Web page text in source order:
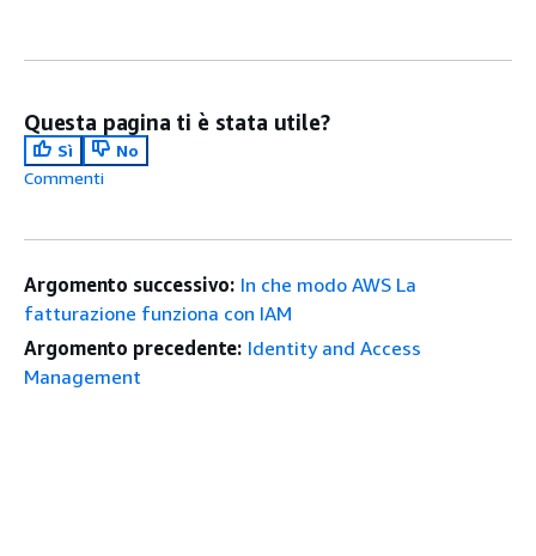
Questa pagina ti è stata utile?
Sì
No
Commenti
Argomento successivo: In che modo AWS La
fatturazione funziona con IAM
Argomento precedente: Identity and Access
Management